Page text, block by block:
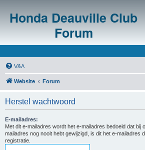
Honda Deauville Club
Forum
V&A
Website Forum
Herstel wachtwoord
E-mailadres:
Met dit e-mailadres wordt het e-mailadres bedoeld dat bij
mailadres nog nooit hebt gewijzigd, is dit het e-mailadres
registratie.